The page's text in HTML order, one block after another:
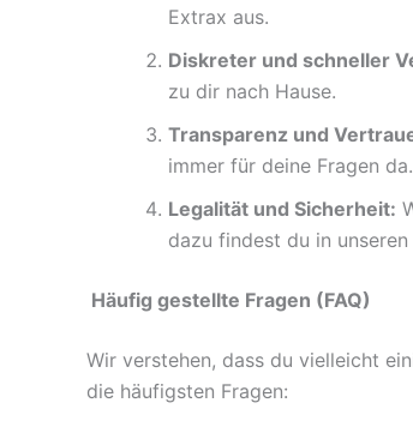
Extrax aus.
Diskreter und schneller
zu dir nach Hause.
Transparenz und
immer für deine Fragen da.
Legalität und Sicherheit:
dazu findest du in unseren
Häufig gestellte Fragen (FAQ)
Wir verstehen, dass du vielleicht
die häufigsten Fragen: